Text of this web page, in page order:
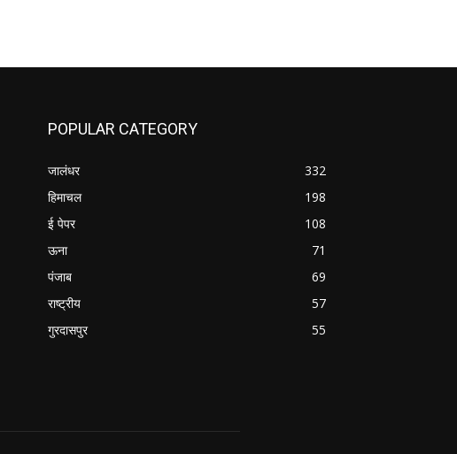
POPULAR CATEGORY
जालंधर
332
हिमाचल
198
ई पेपर
108
ऊना
71
पंजाब
69
राष्ट्रीय
57
गुरदासपुर
55